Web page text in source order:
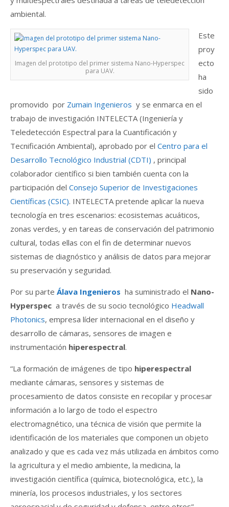
ambiental.
Imagen del prototipo del primer sistema Nano-Hyperspec
para UAV.
Este
proy
ecto
ha
sido
promovido por Zumain Ingenieros y se enmarca en el
trabajo de investigación INTELECTA (Ingeniería y
Teledetección Espectral para la Cuantificación y
Tecnificación Ambiental), aprobado por el Centro para el
Desarrollo Tecnológico Industrial (CDTI) , principal
colaborador científico si bien también cuenta con la
participación del Consejo Superior de Investigaciones
Científicas (CSIC). INTELECTA pretende aplicar la nueva
tecnología en tres escenarios: ecosistemas acuáticos,
zonas verdes, y en tareas de conservación del patrimonio
cultural, todas ellas con el fin de determinar nuevos
sistemas de diagnóstico y análisis de datos para mejorar
su preservación y seguridad.
Por su parte Álava Ingenieros ha suministrado el Nano-
Hyperspec a través de su socio tecnológico Headwall
Photonics, empresa líder internacional en el diseño y
desarrollo de cámaras, sensores de imagen e
instrumentación hiperespectral.
“La formación de imágenes de tipo hiperespectral
mediante cámaras, sensores y sistemas de
procesamiento de datos consiste en recopilar y procesar
información a lo largo de todo el espectro
electromagnético, una técnica de visión que permite la
identificación de los materiales que componen un objeto
analizado y que es cada vez más utilizada en ámbitos como
la agricultura y el medio ambiente, la medicina, la
investigación científica (química, biotecnológica, etc.), la
minería, los procesos industriales, y los sectores